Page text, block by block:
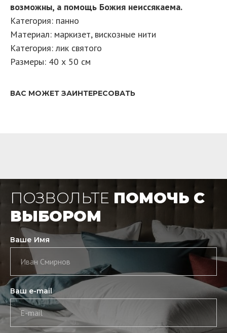
возможны, а помощь Божия неиссякаема.
Категория: панно
Материал: маркизет, вискозные нити
Категория: лик святого
Размеры: 40 х 50 см
ВАС МОЖЕТ ЗАИНТЕРЕСОВАТЬ
ПОЗВОЛЬТЕ ПОМОЧЬ С
ВЫБОРОМ
Ваше Имя
Иван Смирнов
Ваш e-mail
E-mail